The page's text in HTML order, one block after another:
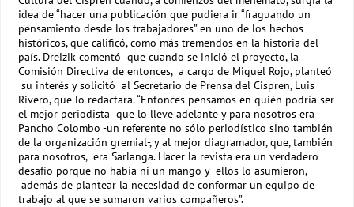
idea de “hacer una publicación que pudiera ir “fraguando un
pensamiento desde los trabajadores” en uno de los hechos
históricos, que calificó, como más tremendos en la historia del
país. Dreizik comentó que cuando se inició el proyecto, la
Comisión Directiva de entonces, a cargo de Miguel Rojo, planteó
su interés y solicitó al Secretario de Prensa del Cispren, Luis
Rivero, que lo redactara. “Entonces pensamos en quién podría ser
el mejor periodista que lo lleve adelante y para nosotros era
Pancho Colombo -un referente no sólo periodístico sino también
de la organización gremial-, y al mejor diagramador, que, también
para nosotros, era Sarlanga. Hacer la revista era un verdadero
desafío porque no había ni un mango y ellos lo asumieron,
además de plantear la necesidad de conformar un equipo de
trabajo al que se sumaron varios compañeros”.